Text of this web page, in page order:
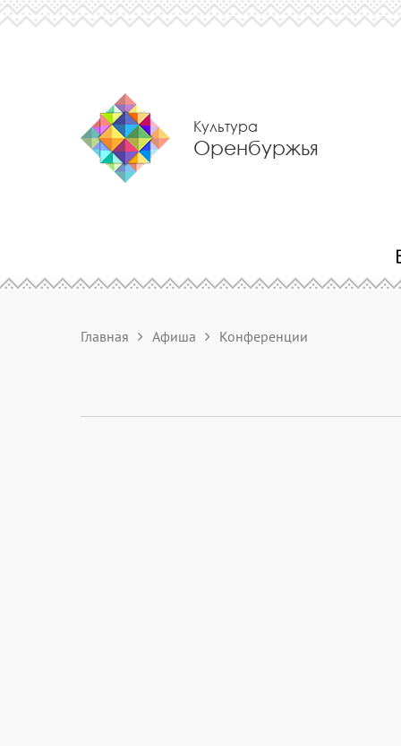
Культура
Оренбуржья
Главная Афиша Конференции